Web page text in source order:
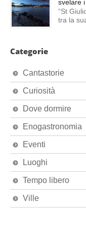
svelare
“St
tra la
Categorie
Cantastorie
Curiosità
Dove dormire
Enogastronomia
Eventi
Luoghi
Tempo libero
Ville